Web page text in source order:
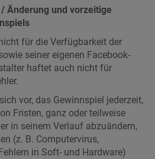
Änderung und vorzeitige
für die Verfügbarkeit der
seiner eigenen Facebook-
haftet auch nicht für
vor, das Gewinnspiel jederzeit,
Fristen, ganz oder teilweise
in seinem Verlauf abzuändern,
(z. B. Computervirus,
in Soft- und Hardware)